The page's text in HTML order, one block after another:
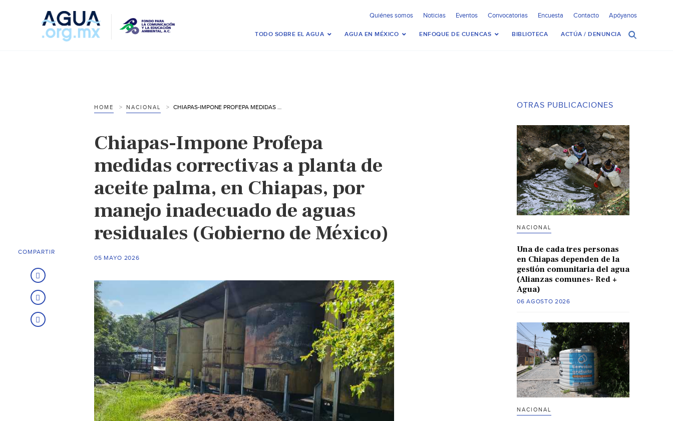
Quiénes somos Noticias Eventos Convocatorias Encuesta Contacto Apóyanos
TODO SOBRE EL AGUA AGUA EN MÉXICO ENFOQUE DE CUENCAS BIBLIOTECA ACTÚA / DENUNCIA
HOME NACIONAL CHIAPAS-IMPONE PROFEPA MEDIDAS CORRECTIVAS A PLANTA DE ACEITE PALMA, EN CHIAPAS, POR MANEJO INADECUADO DE AGUAS RESIDUALES (GOBIERNO DE MÉXICO)
Chiapas-Impone Profepa
medidas correctivas a planta de
aceite palma, en Chiapas, por
manejo inadecuado de aguas
residuales (Gobierno de México)
05 MAYO 2026
COMPARTIR
OTRAS PUBLICACIONES
NACIONAL
Una de cada tres personas
en Chiapas dependen de la
gestión comunitaria del agua
(Alianzas comunes- Red +
Agua)
06 AGOSTO 2026
NACIONAL